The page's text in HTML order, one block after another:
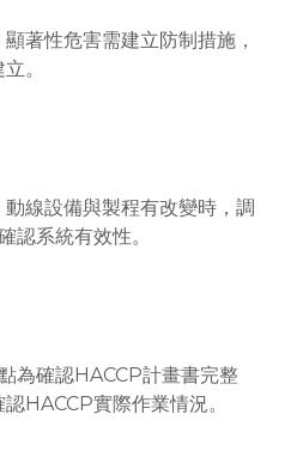
著性危害需建立防制措施，
。
線設備與製程有改變時，調
認系統有效性。
為確認HACCP計畫書完整
HACCP實際作業情況。